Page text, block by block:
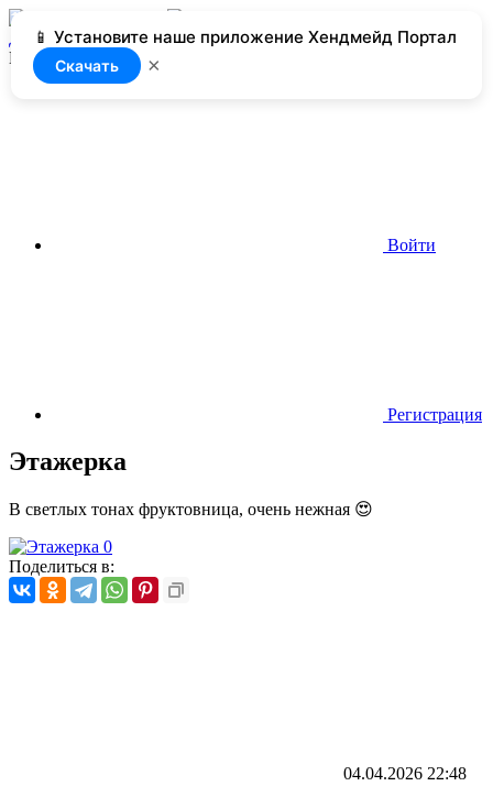
📱 Установите наше приложение Хендмейд Портал
Скачать ×
Добавить
Нет доступа
Войти
Регистрация
Этажерка
В светлых тонах фруктовница, очень нежная 😍
Поделиться в:
04.04.2026 22:48